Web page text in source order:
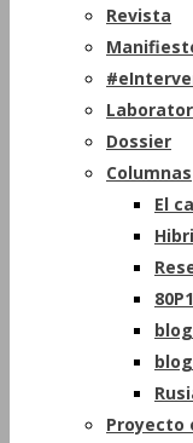
Revista
Dossier
Columnas
El
Proyecto